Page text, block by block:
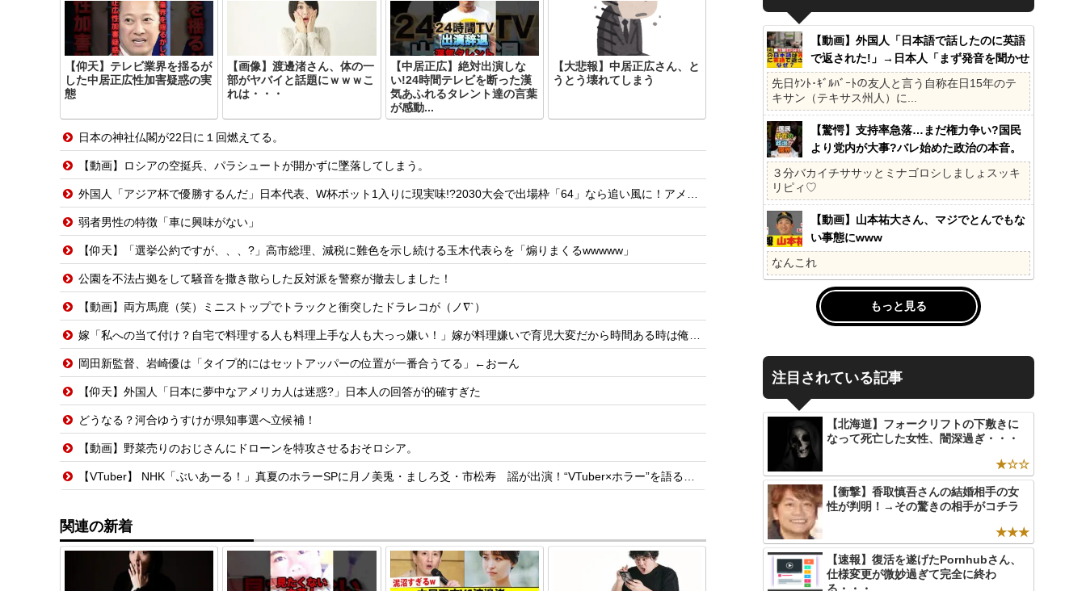
【仰天】テレビ業界を揺るが
した中居正広性加害疑惑の実
態
【画像】渡邊渚さん、体の一
部がヤバイと話題にｗｗｗこ
れは・・・
【中居正広】絶対出演しな
い!24時間テレビを断った漢
気あふれるタレント達の言葉
が感動...
【大悲報】中居正広さん、と
うとう壊れてしまう
日本の神社仏閣が22日に１回燃えてる。
【動画】ロシアの空挺兵、パラシュートが開かずに墜落してしまう。
外国人「アジア杯で優勝するんだ」日本代表、W杯ポット1入りに現実味!?2030大会で出場枠「64」なら追い風に！アメリカ人もポット1争いに熱視線！【海外の反応】
弱者男性の特徴「車に興味がない」
【仰天】「選挙公約ですが、、、?」高市総理、減税に難色を示し続ける玉木代表らを「煽りまくるwwwww」
公園を不法占拠をして騒音を撒き散らした反対派を警察が撤去しました！
【動画】両方馬鹿（笑）ミニストップでトラックと衝突したドラレコが（ノ∇`）
嫁「私への当て付け？自宅で料理する人も料理上手な人も大っっ嫌い！」嫁が料理嫌いで育児大変だから時間ある時は俺が料理する、片付けまで全部やるって言うと嫁がヒスって困る
岡田新監督、岩崎優は「タイプ的にはセットアッパーの位置が一番合うてる」←おーん
【仰天】外国人「日本に夢中なアメリカ人は迷惑?」日本人の回答が的確すぎた
どうなる？河合ゆうすけが県知事選へ立候補！
【動画】野菜売りのおじさんにドローンを特攻させるおそロシア。
【VTuber】 NHK「ぶいあーる！」真夏のホラーSPに月ノ美兎・ましろ爻・市松寿ゞ謡が出演！“VTuber×ホラー”を語る【8/8(土)21:05】
関連の新着
【動画】外国人「日本語で話したのに英語
で返された!」→日本人「まず発音を聞かせ
ろ」
先日ｹﾝﾄ･ｷﾞﾙﾊﾞｰﾄの友人と言う自称在日15年のテ
キサン（テキサス州人）に...
【驚愕】支持率急落…まだ権力争い?国民
より党内が大事?バレ始めた政治の本音。
41%の衝撃、その理由。選挙しか見てない
の?国民不在の政治が限界!
３分バカイチササッとミナゴロシしましょスッキ
リピィ♡
【動画】山本祐大さん、マジでとんでもな
い事態にwww
なんこれ
もっと見る
注目されている記事
【北海道】フォークリフトの下敷きに
なって死亡した女性、闇深過ぎ・・・
★☆☆
【衝撃】香取慎吾さんの結婚相手の女
性が判明！→その驚きの相手がコチラ
★★★
【速報】復活を遂げたPornhubさん、
仕様変更が微妙過ぎて完全に終わ